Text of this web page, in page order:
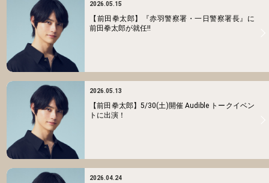
2026.05.15
【前田拳太郎】『赤羽警察署・一日警察署長』に
前田拳太郎が就任!!
2026.05.13
【前田拳太郎】5/30(土)開催 Audible トークイベン
トに出演！
2026.04.24